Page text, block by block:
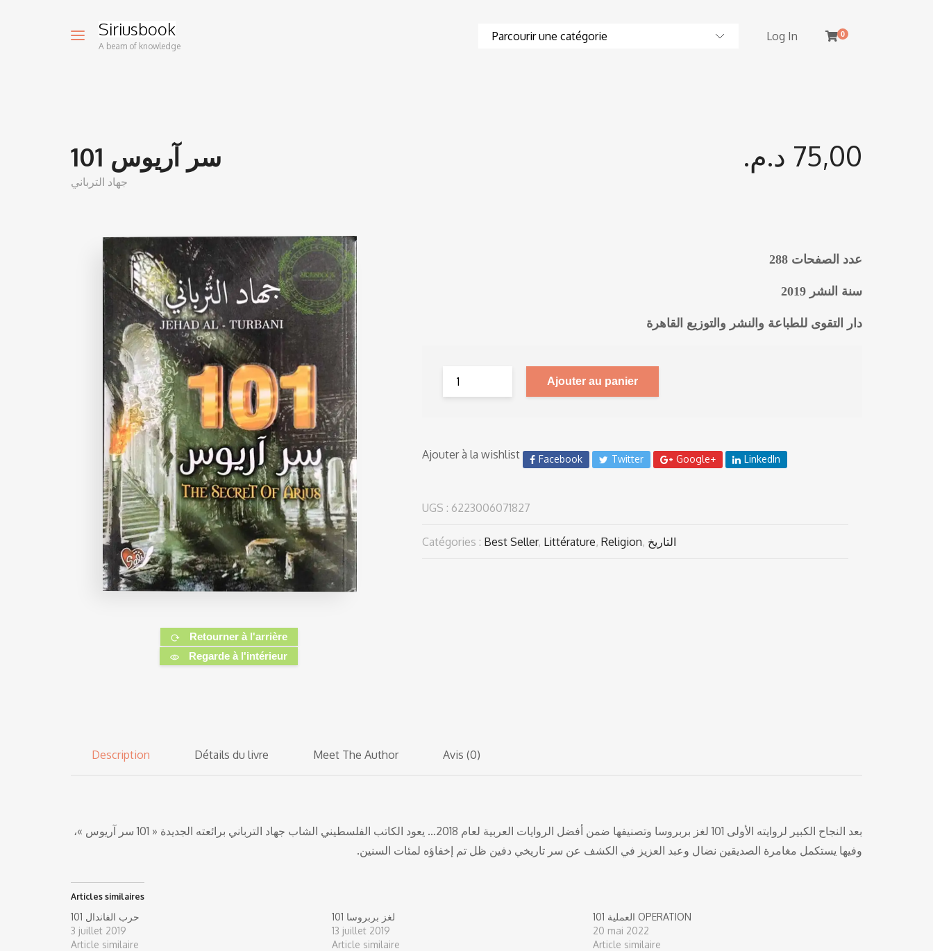
Siriusbook
A beam of knowledge
Log In 0
101 سر آريوس
جهاد الترباني
75,00 د.م.
Retourner à l'arrière
Regarde à l'intérieur
عدد الصفحات 288
سنة النشر 2019
دار التقوى للطباعة والنشر والتوزيع القاهرة
Ajouter au panier
Ajouter à la wishlist Facebook Twitter Google+ LinkedIn
UGS : 6223006071827
Catégories : Best Seller, Littérature, Religion, التاريخ
Description Détails du livre Meet The Author Avis (0)
بعد النجاح الكبير لروايته الأولى 101 لغز بربروسا وتصنيفها ضمن أفضل الروايات العربية لعام 2018… يعود الكاتب الفلسطيني الشاب جهاد الترباني برائعته الجديدة « 101 سر آريوس »،
وفيها يستكمل مغامرة الصديقين نضال وعبد العزيز في الكشف عن سر تاريخي دفين ظل تم إخفاؤه لمئات السنين.
Articles similaires
101 حرب الفاندال
3 juillet 2019
Article similaire
101 لغز بربروسا
13 juillet 2019
Article similaire
العملية 101 OPERATION
20 mai 2022
Article similaire